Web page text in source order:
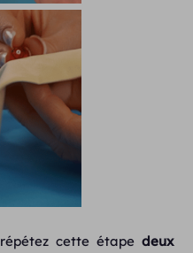
répétez cette étape deux